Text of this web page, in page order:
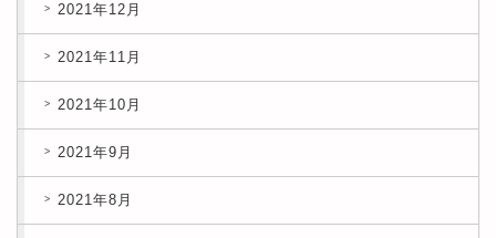
2021年12月
2021年11月
2021年10月
2021年9月
2021年8月